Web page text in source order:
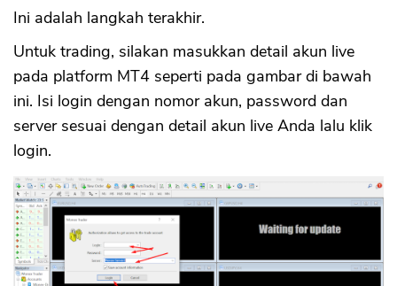
Ini adalah langkah terakhir.
Untuk trading, silakan masukkan detail akun live
pada platform MT4 seperti pada gambar di bawah
ini. Isi login dengan nomor akun, password dan
server sesuai dengan detail akun live Anda lalu klik
login.